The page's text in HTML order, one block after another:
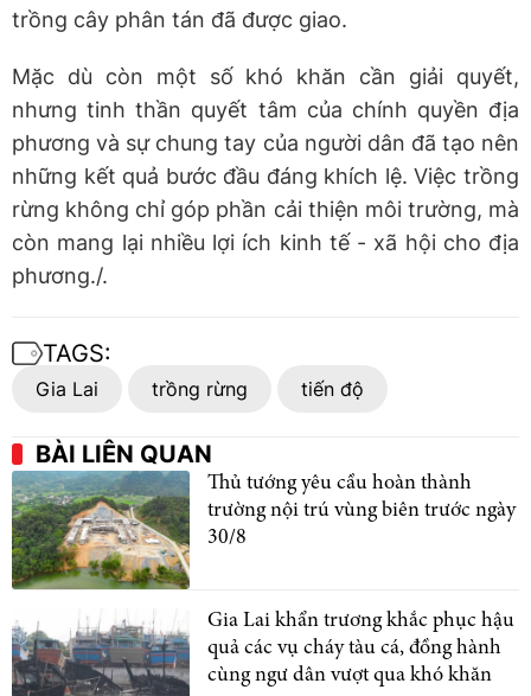
trồng cây phân tán đã được giao.
Mặc dù còn một số khó khăn cần giải quyết,
nhưng tinh thần quyết tâm của chính quyền địa
phương và sự chung tay của người dân đã tạo nên
những kết quả bước đầu đáng khích lệ. Việc trồng
rừng không chỉ góp phần cải thiện môi trường, mà
còn mang lại nhiều lợi ích kinh tế - xã hội cho địa
phương./.
TAGS:
Gia Lai trồng rừng tiến độ
BÀI LIÊN QUAN
Thủ tướng yêu cầu hoàn thành
trường nội trú vùng biên trước ngày
30/8
Gia Lai khẩn trương khắc phục hậu
quả các vụ cháy tàu cá, đồng hành
cùng ngư dân vượt qua khó khăn